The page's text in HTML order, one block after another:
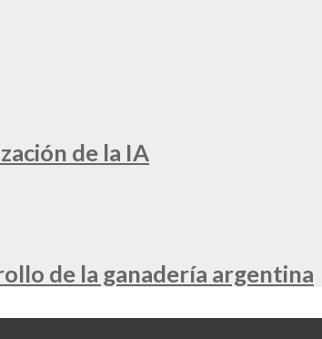
de la IA
de la ganadería argentina